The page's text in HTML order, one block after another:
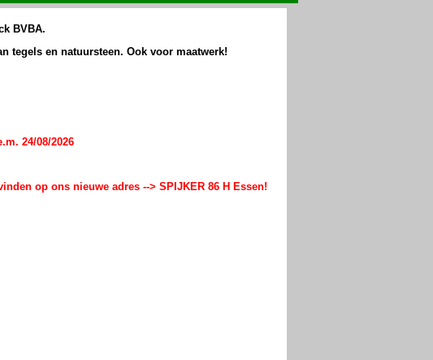
BVBA.
tegels en natuursteen. Ook voor maatwerk!
24/08/2026
op ons nieuwe adres --> SPIJKER 86 H Essen!